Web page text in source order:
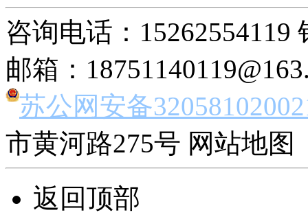
咨询电话：15262554119
邮箱：
苏公网安备
市黄河路275号 网站地图
返回顶部